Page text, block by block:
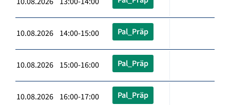
10.08.2026 14:00-15:00 Pal_Präp
10.08.2026 15:00-16:00 Pal_Präp
10.08.2026 16:00-17:00 Pal_Präp